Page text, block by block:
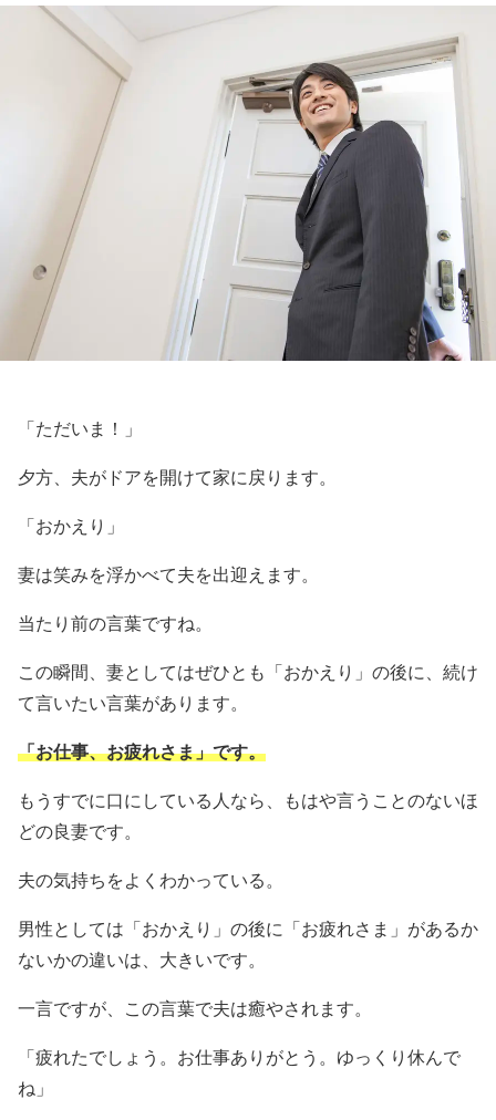
「ただいま！」
夕方、夫がドアを開けて家に戻ります。
「おかえり」
妻は笑みを浮かべて夫を出迎えます。
当たり前の言葉ですね。
この瞬間、妻としてはぜひとも「おかえり」の後に、続け
て言いたい言葉があります。
「お仕事、お疲れさま」です。
もうすでに口にしている人なら、もはや言うことのないほ
どの良妻です。
夫の気持ちをよくわかっている。
男性としては「おかえり」の後に「お疲れさま」があるか
ないかの違いは、大きいです。
一言ですが、この言葉で夫は癒やされます。
「疲れたでしょう。お仕事ありがとう。ゆっくり休んで
ね」